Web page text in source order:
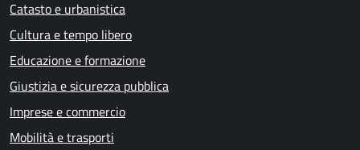
Catasto e urbanistica
Cultura e tempo libero
Educazione e formazione
Giustizia e sicurezza pubblica
Imprese e commercio
Mobilità e trasporti